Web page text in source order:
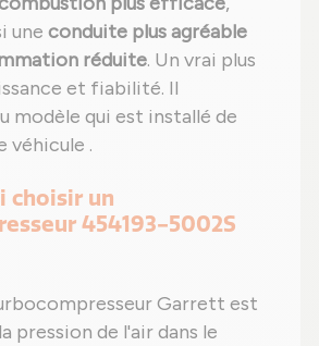
une conduite plus agréable
réduite. Un vrai plus
et fiabilité. Il
modèle qui est installé de
véhicule .
choisir un
454193-5002S
Garrett est
pression de l'air dans le